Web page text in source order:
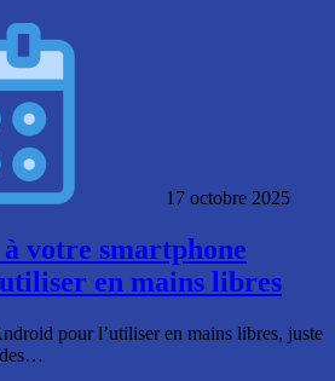
17 octobre 2025
à votre smartphone
en mains libres
pour l’utiliser en mains libres, juste